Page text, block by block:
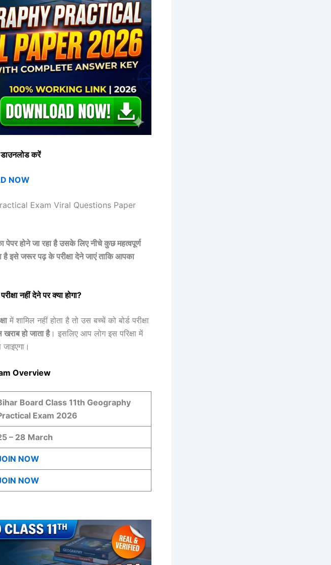
करें
NOW
Exam Viral Questions Paper
पेपर होने जा रहा है उसके लिए नीचे कुछ महत्वपूर्ण
इसे जरूर पढ़ के परीक्षा देने जाएं ताकि आपका
परीक्षा नहीं देने पर क्या होगा?
में शामिल नहीं होता है तो उस बच्चें को बोर्ड परीक्षा
खराब हो जाता है। इसलिए आप लोग इस परिक्षा में
Overview
Board Class 11th Geography
Exam 2026
– 28 March
NOW
NOW